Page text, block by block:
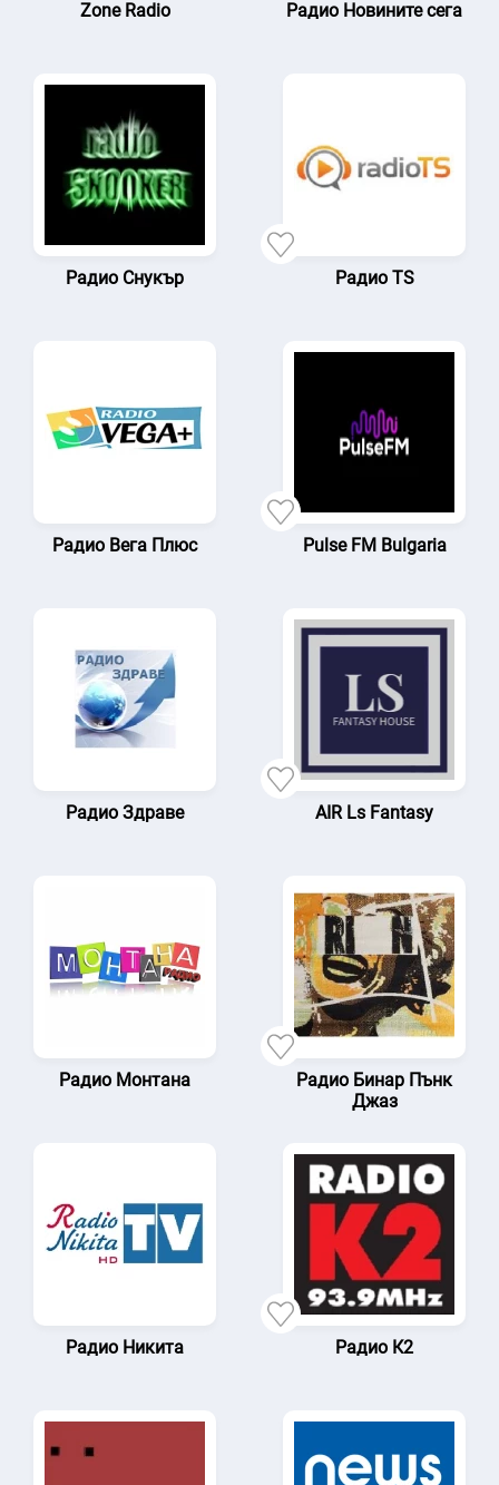
Zone Radio Радио Новините сега
Радио Снукър Радио TS
Радио Вега Плюс Pulse FM Bulgaria
Радио Здраве AIR Ls Fantasy
Радио Монтана
Радио Бинар Пънк
Джаз
Радио Никита Радио К2